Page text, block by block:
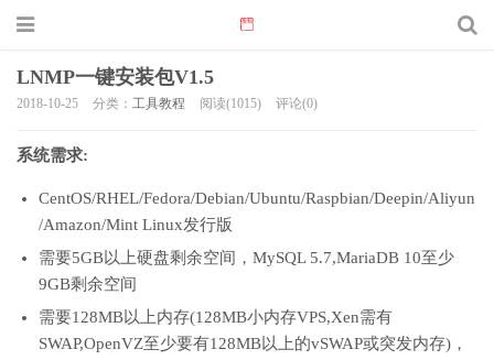
LNMP一键安装包V1.5
2018-10-25 分类： 工具教程 阅读(1015) 评论(0)
系统需求:
CentOS/RHEL/Fedora/Debian/Ubuntu/Raspbian/Deepin/Aliyun
/Amazon/Mint Linux发行版
需要5GB以上硬盘剩余空间，MySQL 5.7,MariaDB 10至少
9GB剩余空间
需要128MB以上内存(128MB小内存VPS,Xen需有
SWAP,OpenVZ至少要有128MB以上的vSWAP或突发内存)，